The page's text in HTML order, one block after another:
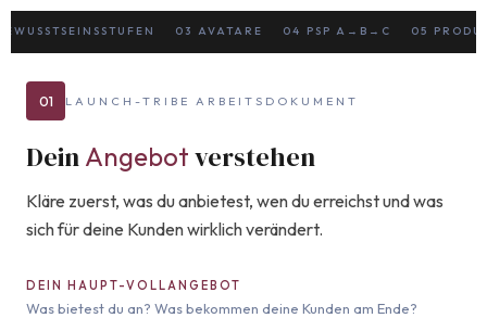
03 AVATARE 04 PSP A→B→C 05
01 LAUNCH-TRIBE ARBEITSDOKUMENT
Dein Angebot verstehen
Kläre zuerst, was du anbietest, wen du erreichst und was
sich für deine Kunden wirklich verändert.
DEIN HAUPT-VOLLANGEBOT
Was bietest du an? Was bekommen deine Kunden am Ende?